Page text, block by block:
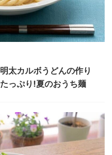
太カルボうどんの作り
っぷり!夏のおうち麺